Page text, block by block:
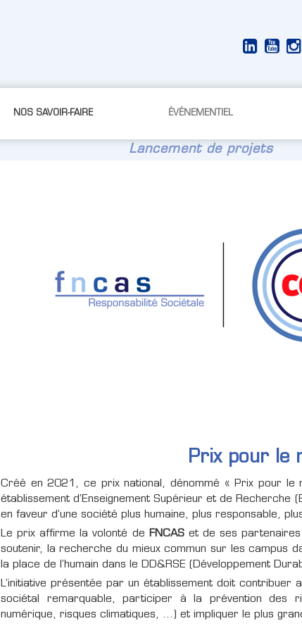
NOS SAVOIR-FAIRE ÉVÉNEMENTIEL
Lancement de projets
Prix pour le
Créé en 2021, ce prix national, dénommé « Prix pour le
établissement d’Enseignement Supérieur et de Recherche
en faveur d’une société plus humaine, plus responsable,
Le prix affirme la volonté de FNCAS et de ses
soutenir, la recherche du mieux commun sur les campus
la place de l’humain dans le DD&RSE (Développement
L’initiative présentée par un établissement doit contribuer
sociétal remarquable, participer à la prévention des
numérique, risques climatiques, …) et impliquer le plus